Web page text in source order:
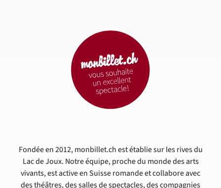
Fondée en 2012, monbillet.ch est établie sur les rives du
Lac de Joux. Notre équipe, proche du monde des arts
vivants, est active en Suisse romande et collabore avec
des théâtres, des salles de spectacles, des compagnies